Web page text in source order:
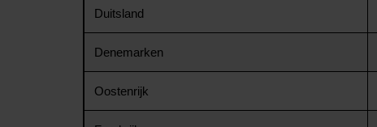
Duitsland
Denemarken
Oostenrijk